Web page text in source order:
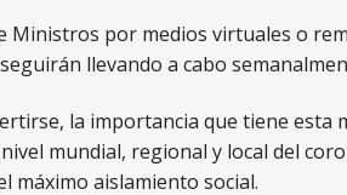
Ministros por medios virtuales o
llevando a cabo
la importancia que tiene
mundial, regional y local del
máximo aislamiento social.